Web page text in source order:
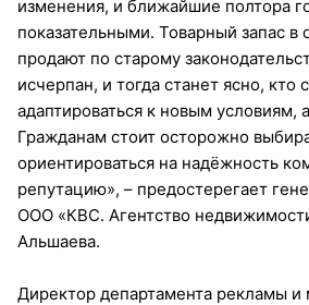
изменения, и ближайшие полтора
показательными. Товарный запас в
продают по старому
исчерпан, и тогда станет ясно, кто
адаптироваться к новым условиям,
Гражданам стоит осторожно
ориентироваться на надёжность
репутацию», – предостерегает
ООО «КВС. Агентство
Альшаева.
Директор департамента рекламы и